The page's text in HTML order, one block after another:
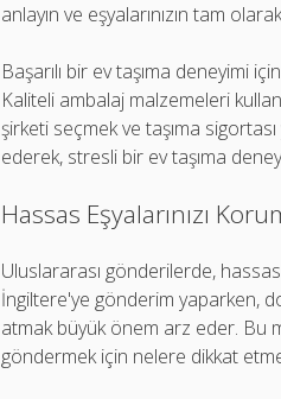
anlayın ve eşyalarınızın tam
Başarılı bir ev taşıma deneyimi
Kaliteli ambalaj malzemeleri
şirketi seçmek ve taşıma
ederek, stresli bir ev taşıma
Hassas Eşyalarınızı
Uluslararası gönderilerde,
İngiltere'ye gönderim yaparken,
atmak büyük önem arz eder. Bu
göndermek için nelere dikkat